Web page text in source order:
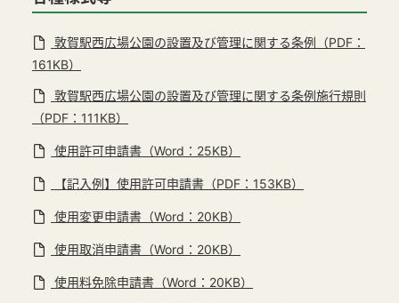
敦賀駅西広場公園の設置及び管理に関する条例（PDF：
161KB）
敦賀駅西広場公園の設置及び管理に関する条例施行規則
（PDF：111KB）
使用許可申請書（Word：25KB）
【記入例】使用許可申請書（PDF：153KB）
使用変更申請書（Word：20KB）
使用取消申請書（Word：20KB）
使用料免除申請書（Word：20KB）